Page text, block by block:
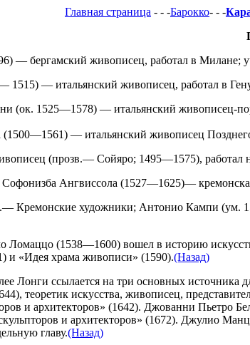
Главная страница - - -Барокко- - -
— бергамский живописец, работал в Милане;
— итальянский живописец, работал в
(ок. 1525—1578) — итальянский живописец-
— итальянский живописец
(прозв.— Сойяро; 1495—1575), работал
Ангвиссола (1527—1625)—
.— Кремонские художники; Антонио Кампи (ум.
(1538—1600) вошел в историю
и «Идея храма живописи» (1590).(Назад)
Лонги ссылается на три основных источника
теоретик искусства, живописец,
и архитекторов» (1642). Джованни Пьетро
и архитекторов» (1672). Джулио
главу.(Назад)